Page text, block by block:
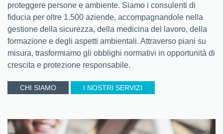
proteggere persone e ambiente. Siamo i consulenti di
fiducia per oltre 1.500 aziende, accompagnandole nella
gestione della sicurezza, della medicina del lavoro, della
formazione e degli aspetti ambientali. Attraverso piani su
misura, trasformiamo gli obblighi normativi in opportunità di
crescita e protezione responsabile.
CHI SIAMO I NOSTRI SERVIZI